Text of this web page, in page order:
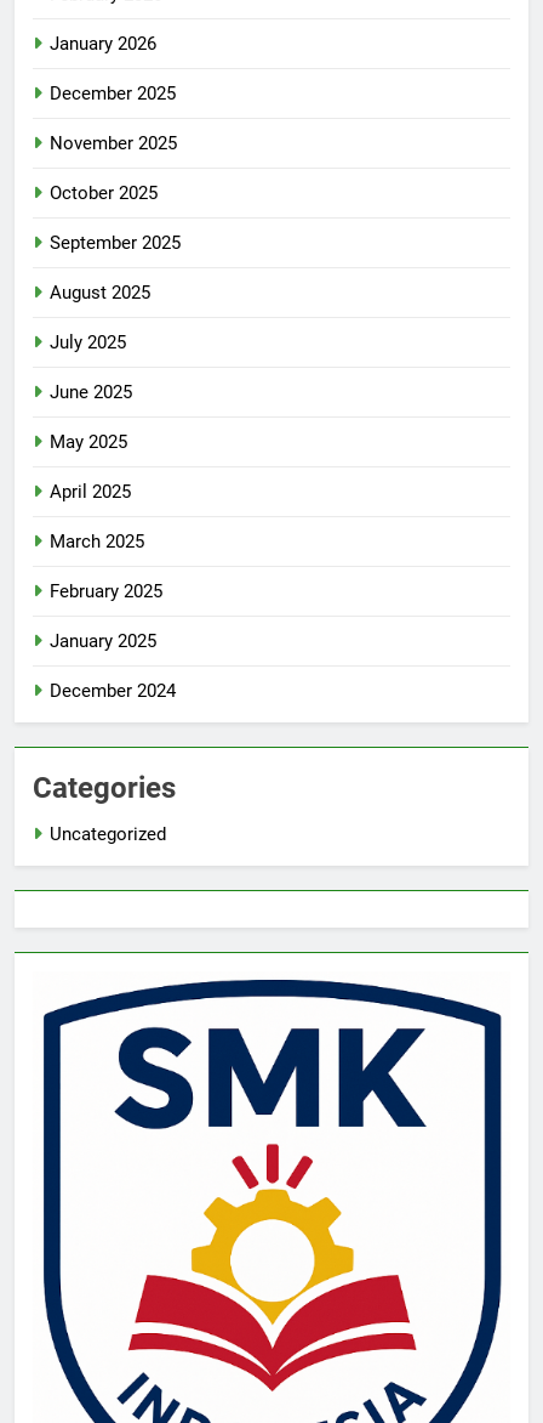
January 2026
December 2025
November 2025
October 2025
September 2025
August 2025
July 2025
June 2025
May 2025
April 2025
March 2025
February 2025
January 2025
December 2024
Categories
Uncategorized